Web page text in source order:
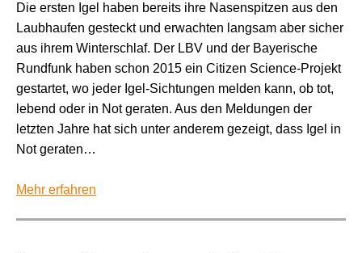
Die ersten Igel haben bereits ihre Nasenspitzen aus den
Laubhaufen gesteckt und erwachten langsam aber sicher
aus ihrem Winterschlaf. Der LBV und der Bayerische
Rundfunk haben schon 2015 ein Citizen Science-Projekt
gestartet, wo jeder Igel-Sichtungen melden kann, ob tot,
lebend oder in Not geraten. Aus den Meldungen der
letzten Jahre hat sich unter anderem gezeigt, dass Igel in
Not geraten…
Mehr erfahren